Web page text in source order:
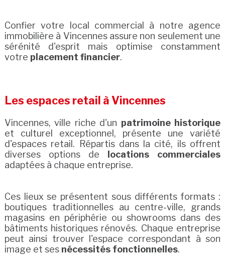
Confier votre local commercial à notre agence
immobilière à Vincennes assure non seulement une
sérénité d'esprit mais optimise constamment
votre placement financier.
Les espaces retail à Vincennes
Vincennes, ville riche d'un patrimoine historique
et culturel exceptionnel, présente une variété
d'espaces retail. Répartis dans la cité, ils offrent
diverses options de
locations commerciales
adaptées à chaque entreprise.
Ces lieux se présentent sous différents formats :
boutiques traditionnelles au centre-ville, grands
magasins en périphérie ou showrooms dans des
bâtiments historiques rénovés. Chaque entreprise
peut ainsi trouver l'espace correspondant à son
image et ses nécessités fonctionnelles.